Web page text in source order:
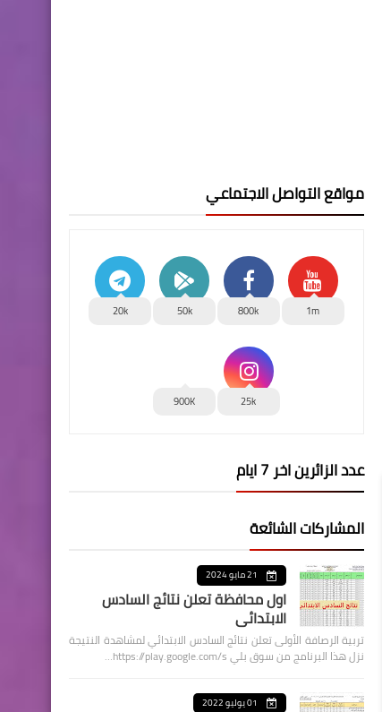
مواقع التواصل الاجتماعي
1m
800k
50k
20k
25k
900K
عدد الزائرين اخر 7 ايام
المشاركات الشائعة
21 مايو 2024
اول محافظة تعلن نتائج السادس
الابتدائي
تربية الرصافة الأولى تعلن نتائج السادس الابتدائي لمشاهدة النتيجة
نزل هذا البرنامج من سوق بلي https://play.google.com/s…
01 يوليو 2022